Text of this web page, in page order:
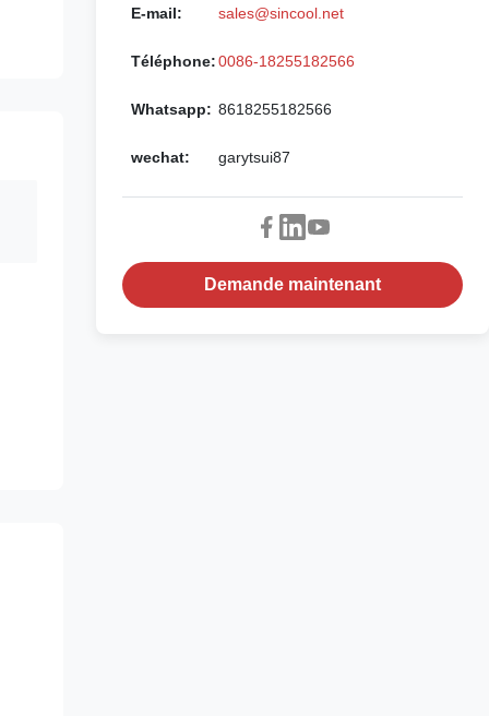
E-mail: sales@sincool.net
Téléphone:0086-18255182566
Whatsapp: 8618255182566
wechat: garytsui87
Demande maintenant